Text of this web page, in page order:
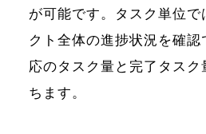
が可能です。タスク単位で
クト全体の進捗状況を確
応のタスク量と完了タスク
ちます。